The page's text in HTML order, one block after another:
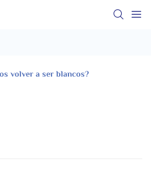
volver a ser blancos?